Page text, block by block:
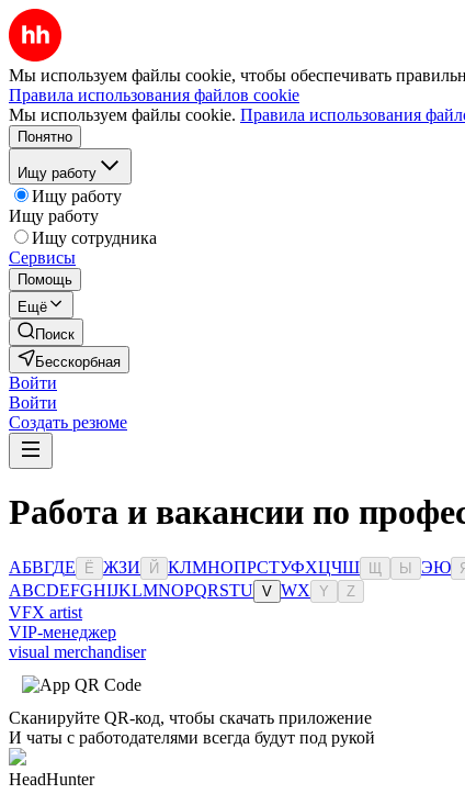
Мы используем файлы cookie, чтобы обеспечивать
Правила использования файлов cookie
Мы используем файлы cookie. Правила использования
Понятно
Ищу работу
Ищу работу
Ищу работу
Ищу сотрудника
Сервисы
Помощь
Ещё
Поиск
Бесскорбная
Войти
Войти
Создать резюме
Работа и вакансии по
АБВГДЕ Ё ЖЗИ Й КЛМНОПРСТУФХЦЧШ Ы ЭЮ
ABCDEFGHIJKLMNOPQRSTU V WX Y Z
VFX artist
VIP-менеджер
visual merchandiser
Сканируйте QR-код, чтобы скачать приложение
И чаты с работодателями всегда будут под рукой
HeadHunter